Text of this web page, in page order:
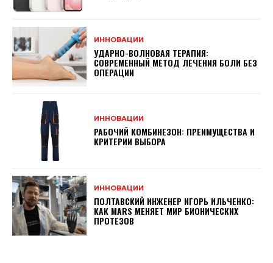
ИННОВАЦИИ
УДАРНО-ВОЛНОВАЯ ТЕРАПИЯ:
СОВРЕМЕННЫЙ МЕТОД ЛЕЧЕНИЯ БОЛИ БЕЗ
ОПЕРАЦИИ
ИННОВАЦИИ
РАБОЧИЙ КОМБИНЕЗОН: ПРЕИМУЩЕСТВА И
КРИТЕРИИ ВЫБОРА
ИННОВАЦИИ
ПОЛТАВСКИЙ ИНЖЕНЕР ИГОРЬ ИЛЬЧЕНКО:
КАК MARS МЕНЯЕТ МИР БИОНИЧЕСКИХ
ПРОТЕЗОВ